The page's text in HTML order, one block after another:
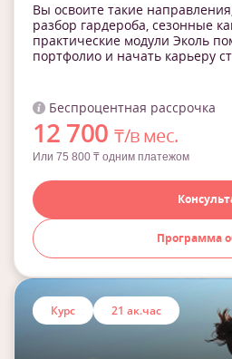
Вы освоите такие
разбор гардероба, сезонные
практические модули Эколь
портфолио и начать карьеру
Беспроцентная рассрочка
12 700₸/в мес.
Или 75 800 ₸ одним платежом
Программа
Курс 21 ак.час